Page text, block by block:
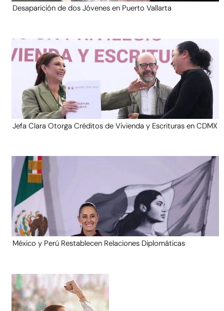
Desaparición de dos Jóvenes en Puerto Vallarta
Jefa Clara Otorga Créditos de Vivienda y Escrituras en CDMX
México y Perú Restablecen Relaciones Diplomáticas